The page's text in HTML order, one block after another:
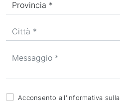
Acconsento all'informativa sulla